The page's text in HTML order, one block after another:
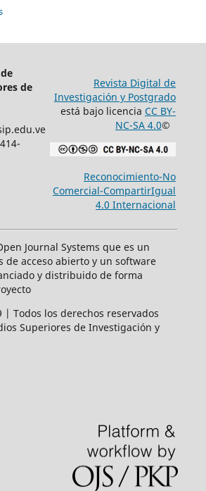
de
Revista Digital de
Investigación y Postgrado
está bajo licencia CC BY-
NC-SA 4.0©
Reconocimiento-No
Comercial-CompartirIgual
4.0 Internacional
Journal Systems que es un
de acceso abierto y un software
y distribuido de forma
Todos los derechos reservados
Superiores de Investigación y